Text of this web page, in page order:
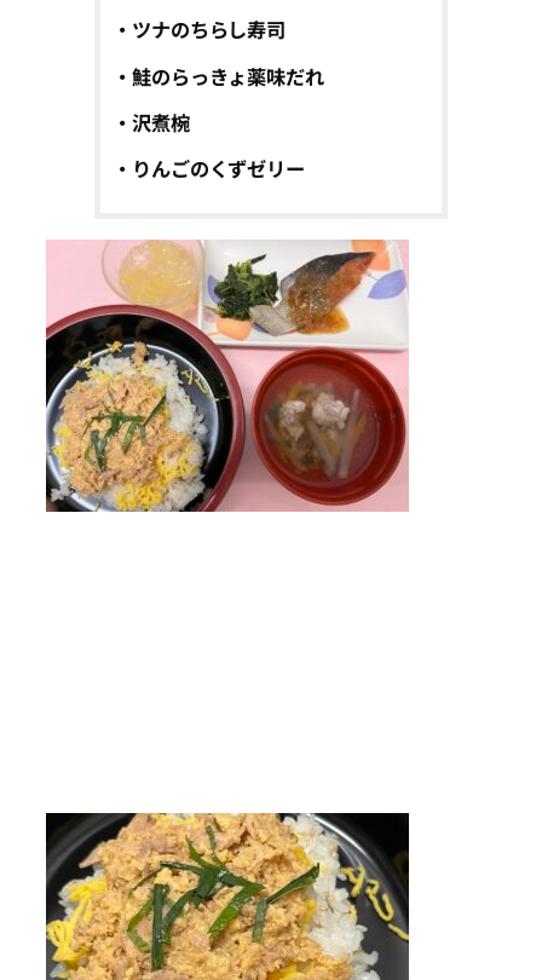
・ツナのちらし寿司
・鮭のらっきょ薬味だれ
・沢煮椀
・りんごのくずゼリー